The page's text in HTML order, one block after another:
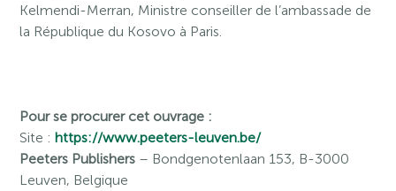
Kelmendi-Merran, Ministre conseiller de l’ambassade de
la République du Kosovo à Paris.
Pour se procurer cet ouvrage :
Site :https://www.peeters-leuven.be/
Peeters Publishers – Bondgenotenlaan 153, B-3000
Leuven, Belgique